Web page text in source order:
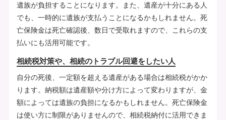
遺族が負担することになります。また、遺産が十分にある人
でも、一時的に遺族が支払うことになるかもしれません。死
亡保険金は死亡確認後、数日で受取れますので、これらの支
払いにも活用可能です。
相続税対策や、相続のトラブル回避をしたい人
自分の死後、一定額を超える遺産がある場合は相続税がかか
ります。納税額は遺産額や分け方によって変わりますが、金
額によっては遺族の負担になるかもしれません。死亡保険金
は使い方に制限がありませんので、相続税納付に活用できま